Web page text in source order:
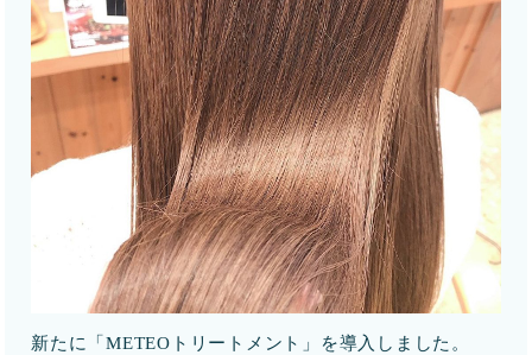
新たに「METEOトリートメント」を導入しました。